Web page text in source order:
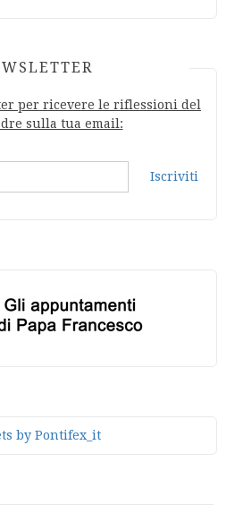
per ricevere le riflessioni del
sulla tua email:
Iscriviti
by Pontifex_it